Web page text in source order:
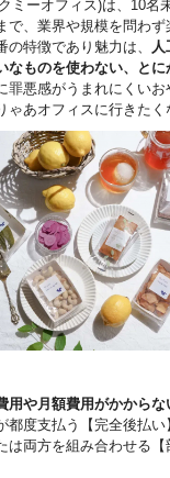
ミーオフィス)は、10名
で、業界や規模を問わず
特徴であり魅力は、 人
なものを使わない、と
罪悪感がうまれにくい
ゃあオフィスに行きたく
用や月額費用がかからな
都度支払う【完全後払い
は両方を組み合わせる【